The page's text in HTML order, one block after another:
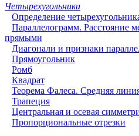
Четырехугольники
Определение
Параллелограмм. Расстояние
прямыми
Диагонали и признаки
Прямоугольник
Ромб
Квадрат
Теорема Фалеса. Средняя
Трапеция
Центральная и осевая
Пропорциональные отрезки